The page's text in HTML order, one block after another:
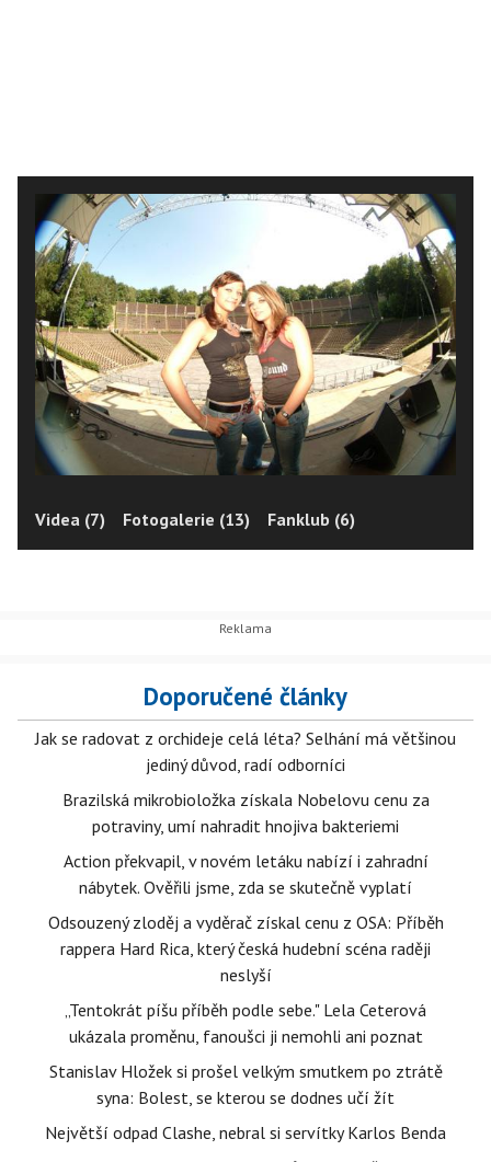
Videa (7) Fotogalerie (13) Fanklub (6)
Doporučené články
Jak se radovat z orchideje celá léta? Selhání má většinou
jediný důvod, radí odborníci
Brazilská mikrobioložka získala Nobelovu cenu za
potraviny, umí nahradit hnojiva bakteriemi
Action překvapil, v novém letáku nabízí i zahradní
nábytek. Ověřili jsme, zda se skutečně vyplatí
Odsouzený zloděj a vyděrač získal cenu z OSA: Příběh
rappera Hard Rica, který česká hudební scéna raději
neslyší
„Tentokrát píšu příběh podle sebe." Lela Ceterová
ukázala proměnu, fanoušci ji nemohli ani poznat
Stanislav Hložek si prošel velkým smutkem po ztrátě
syna: Bolest, se kterou se dodnes učí žít
Největší odpad Clashe, nebral si servítky Karlos Benda